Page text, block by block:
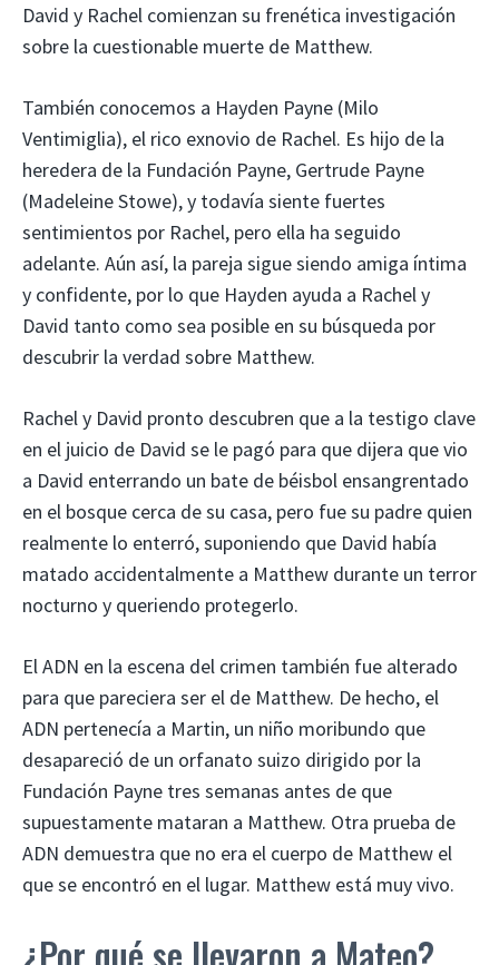
David y Rachel comienzan su frenética investigación
sobre la cuestionable muerte de Matthew.
También conocemos a Hayden Payne (Milo
Ventimiglia), el rico exnovio de Rachel. Es hijo de la
heredera de la Fundación Payne, Gertrude Payne
(Madeleine Stowe), y todavía siente fuertes
sentimientos por Rachel, pero ella ha seguido
adelante. Aún así, la pareja sigue siendo amiga íntima
y confidente, por lo que Hayden ayuda a Rachel y
David tanto como sea posible en su búsqueda por
descubrir la verdad sobre Matthew.
Rachel y David pronto descubren que a la testigo clave
en el juicio de David se le pagó para que dijera que vio
a David enterrando un bate de béisbol ensangrentado
en el bosque cerca de su casa, pero fue su padre quien
realmente lo enterró, suponiendo que David había
matado accidentalmente a Matthew durante un terror
nocturno y queriendo protegerlo.
El ADN en la escena del crimen también fue alterado
para que pareciera ser el de Matthew. De hecho, el
ADN pertenecía a Martin, un niño moribundo que
desapareció de un orfanato suizo dirigido por la
Fundación Payne tres semanas antes de que
supuestamente mataran a Matthew. Otra prueba de
ADN demuestra que no era el cuerpo de Matthew el
que se encontró en el lugar. Matthew está muy vivo.
¿Por qué se llevaron a Mateo?